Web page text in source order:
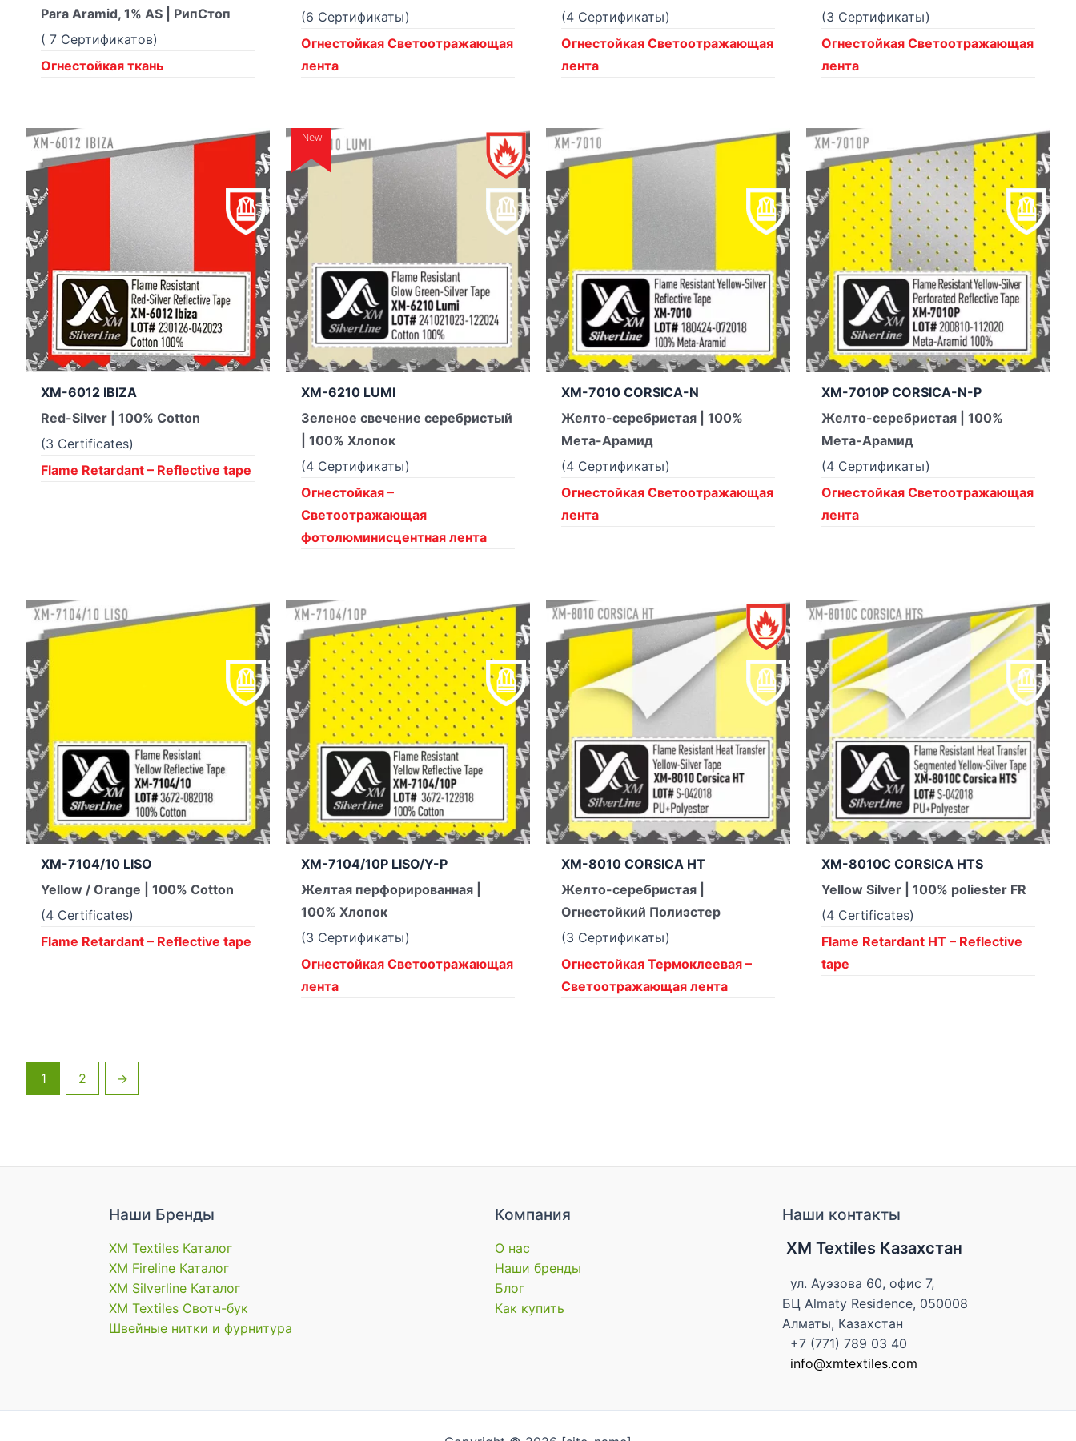
Para Aramid, 1% AS | РипСтоп
( 7 Сертификатов)
Огнестойкая ткань
(6 Сертификаты)
Огнестойкая Светоотражающая
лента
(4 Сертификаты)
Огнестойкая Светоотражающая
лента
(3 Сертификаты)
Огнестойкая Светоотражающая
лента
XM-6012 IBIZA
Red-Silver | 100% Cotton
(3 Certificates)
Flame Retardant – Reflective tape
New
XM-6210 LUMI
Зеленое свечение серебристый
| 100% Хлопок
(4 Сертификаты)
Огнестойкая –
Светоотражающая
фотолюминисцентная лента
XM-7010 CORSICA-N
Желто-серебристая | 100%
Мета-Арамид
(4 Сертификаты)
Огнестойкая Светоотражающая
лента
XM-7010P CORSICA-N-P
Желто-серебристая | 100%
Мета-Арамид
(4 Сертификаты)
Огнестойкая Светоотражающая
лента
XM-7104/10 LISO
Yellow / Orange | 100% Cotton
(4 Certificates)
Flame Retardant – Reflective tape
XM-7104/10P LISO/Y-P
Желтая перфорированная |
100% Хлопок
(3 Сертификаты)
Огнестойкая Светоотражающая
лента
XM-8010 CORSICA HT
Желто-серебристая |
Огнестойкий Полиэстер
(3 Сертификаты)
Огнестойкая Термоклеевая –
Светоотражающая лента
XM-8010C CORSICA HTS
Yellow Silver | 100% poliester FR
(4 Certificates)
Flame Retardant HT – Reflective
tape
1 2 →
Наши Бренды
XM Textiles Каталог
XM Fireline Каталог
XM Silverline Каталог
XM Textiles Свотч-бук
Швейные нитки и фурнитура
Компания
О нас
Наши бренды
Блог
Как купить
Наши контакты
XM Textiles Казахстан
ул. Ауэзова 60, офис 7,
БЦ Almaty Residence, 050008
Алматы, Казахстан
+7 (771) 789 03 40
info@xmtextiles.com